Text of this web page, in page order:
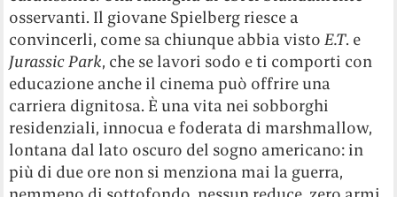
osservanti. Il giovane Spielberg riesce a
convincerli, come sa chiunque abbia vistoE.T. e
Jurassic Park, che se lavori sodo e ti comporti con
educazione anche il cinema può offrire una
carriera dignitosa. È una vita nei sobborghi
residenziali, innocua e foderata di marshmallow,
lontana dal lato oscuro del sogno americano: in
più di due ore non si menziona mai la guerra,